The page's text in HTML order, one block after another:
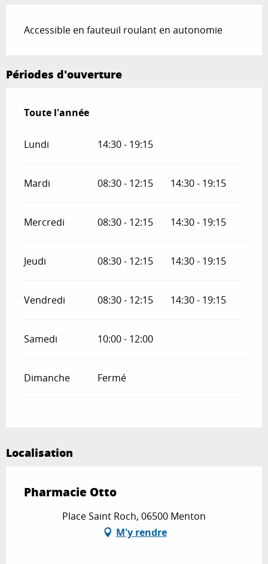
Accessible en fauteuil roulant en autonomie
Périodes d'ouverture
Toute l'année
Toute l'année
Lundi 14:30 - 19:15
Mardi 08:30 - 12:15 14:30 - 19:15
Mercredi 08:30 - 12:15 14:30 - 19:15
Jeudi 08:30 - 12:15 14:30 - 19:15
Vendredi 08:30 - 12:15 14:30 - 19:15
Samedi 10:00 - 12:00
Dimanche Fermé
Localisation
Pharmacie Otto
Place Saint Roch, 06500 Menton
M'y rendre